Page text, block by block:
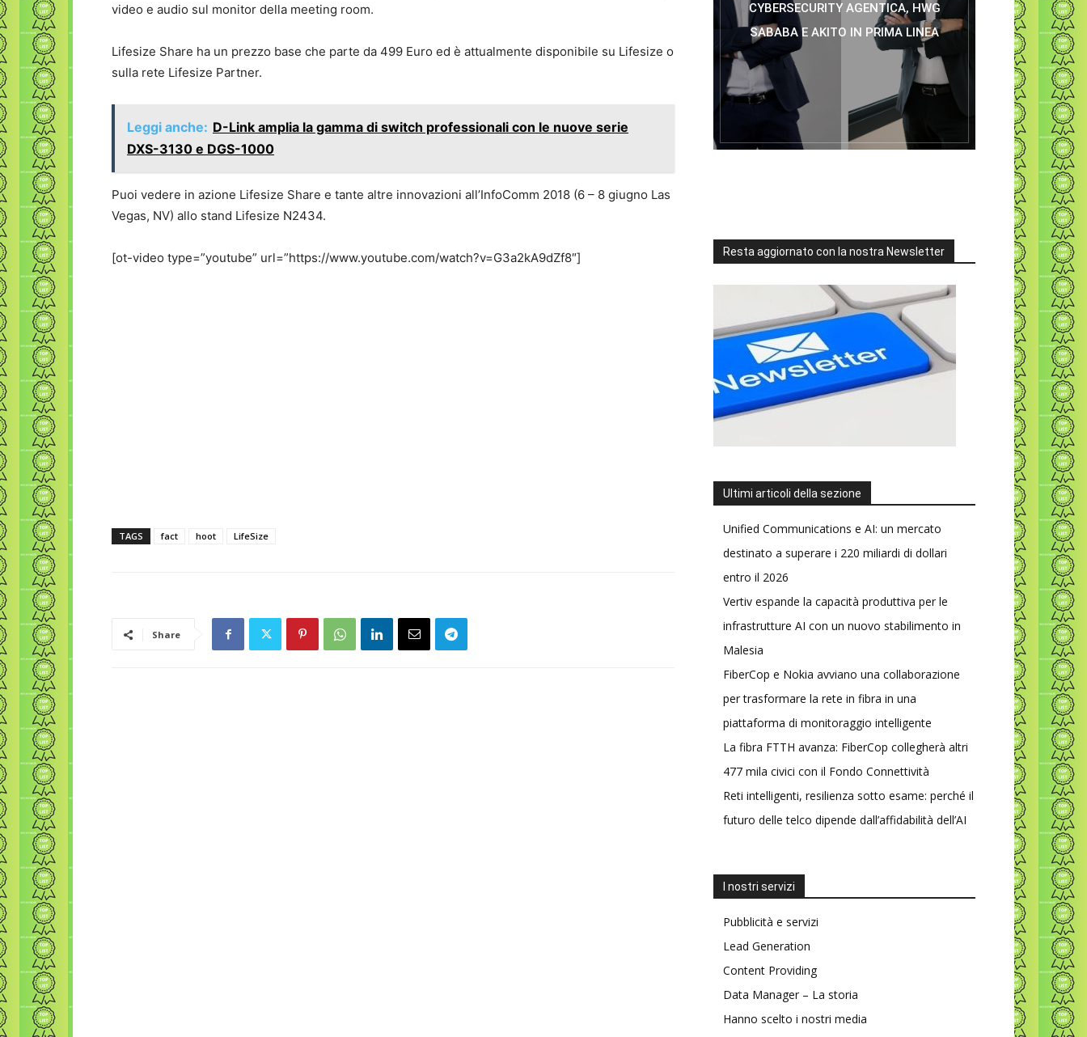
video e audio sul monitor della meeting room.
Lifesize Share ha un prezzo base che parte da 499 Euro ed è attualmente disponibile su Lifesize o
sulla rete Lifesize Partner.
Leggi anche: D-Link amplia la gamma di switch professionali con le nuove serie
DXS-3130 e DGS-1000
Puoi vedere in azione Lifesize Share e tante altre innovazioni all’InfoComm 2018 (6 – 8 giugno Las
Vegas, NV) allo stand Lifesize N2434.
[ot-video type=”youtube” url=”https://www.youtube.com/watch?v=G3a2kA9dZf8″]
TAGS fact hoot LifeSize
Share
CYBERSECURITY AGENTICA, HWG
SABABA E AKITO IN PRIMA LINEA
Resta aggiornato con la nostra Newsletter
Ultimi articoli della sezione
Unified Communications e AI: un mercato
destinato a superare i 220 miliardi di dollari
entro il 2026
Vertiv espande la capacità produttiva per le
infrastrutture AI con un nuovo stabilimento in
Malesia
FiberCop e Nokia avviano una collaborazione
per trasformare la rete in fibra in una
piattaforma di monitoraggio intelligente
La fibra FTTH avanza: FiberCop collegherà altri
477 mila civici con il Fondo Connettività
Reti intelligenti, resilienza sotto esame: perché il
futuro delle telco dipende dall’affidabilità dell’AI
I nostri servizi
Pubblicità e servizi
Lead Generation
Content Providing
Data Manager – La storia
Hanno scelto i nostri media